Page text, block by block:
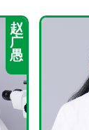
赵
广
愚